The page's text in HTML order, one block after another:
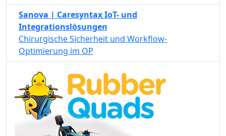
Sanova | Caresyntax IoT- und
Integrationslösungen
Chirurgische Sicherheit und Workflow-
Optimierung im OP